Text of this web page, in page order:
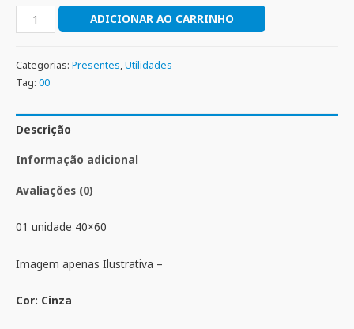
ADICIONAR AO CARRINHO
Categorias: Presentes,Utilidades
Tag: 00
Descrição
Informação adicional
Avaliações (0)
01 unidade 40×60
Imagem apenas Ilustrativa –
Cor: Cinza